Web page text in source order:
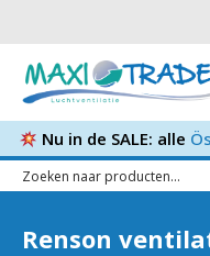
Nu in de SALE: alle
Renson